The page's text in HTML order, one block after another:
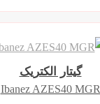
گیتار الکتریک
Ibanez AZES40 MGR